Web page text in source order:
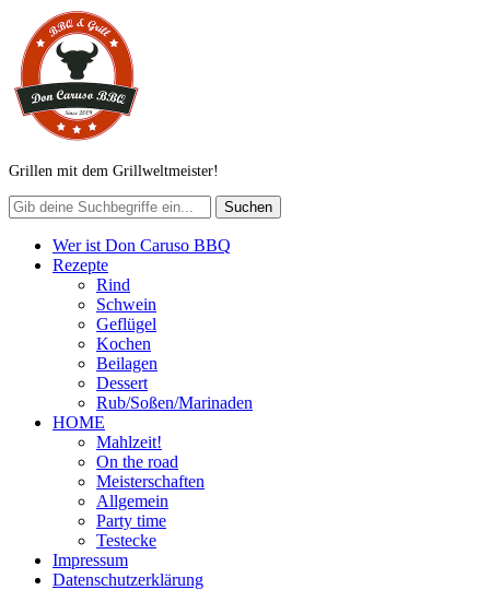
Grillen mit dem Grillweltmeister!
Wer ist Don Caruso BBQ
Rezepte
Rind
Schwein
Geflügel
Kochen
Beilagen
Dessert
Rub/Soßen/Marinaden
HOME
Mahlzeit!
On the road
Meisterschaften
Allgemein
Party time
Testecke
Impressum
Datenschutzerklärung